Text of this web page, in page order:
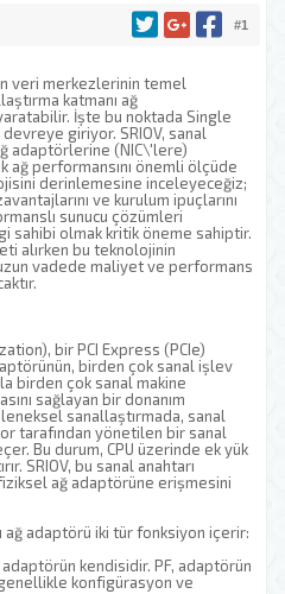
#1
veri merkezlerinin temel
katmanı ağ
İşte bu noktada Single
giriyor. SRIOV, sanal
adaptörlerine (NIC\'lere)
ağ performansını önemli ölçüde
derinlemesine inceleyeceğiz;
ve kurulum ipuçlarını
sunucu çözümleri
sahibi olmak kritik öneme sahiptir.
alırken bu teknolojinin
vadede maliyet ve performans
bir PCI Express (PCIe)
birden çok sanal işlev
birden çok sanal makine
sağlayan bir donanım
sanallaştırmada, sanal
tarafından yönetilen bir sanal
Bu durum, CPU üzerinde ek yük
SRIOV, bu sanal anahtarı
ağ adaptörüne erişmesini
ağ adaptörü iki tür fonksiyon içerir:
kendisidir. PF, adaptörün
konfigürasyon ve